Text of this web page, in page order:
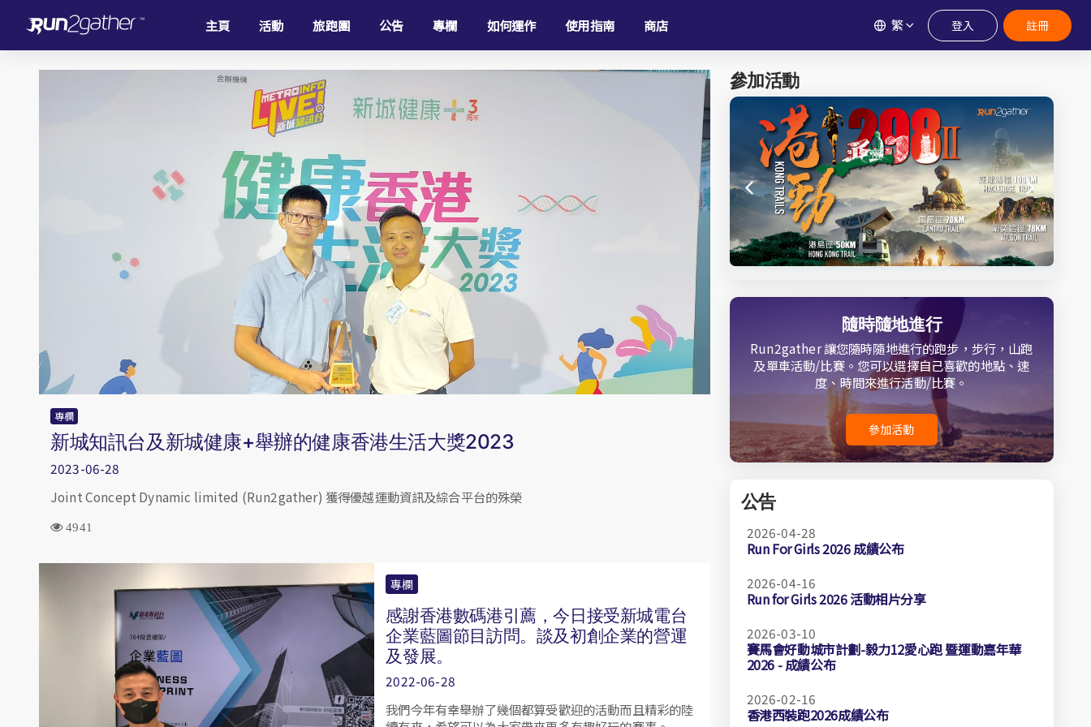
主頁 活動 旅跑團 公告 專欄 如何運作 使用指南 商店 繁 登入 註冊
專欄
新城知訊台及新城健康+舉辦的健康香港生活大獎2023
2023-06-28
Joint Concept Dynamic limited (Run2gather) 獲得優越運動資訊及綜合平台的殊榮
4941
專欄
感謝香港數碼港引薦，今日接受新城電台
企業藍圖節目訪問。談及初創企業的營運
及發展。
2022-06-28
我們今年有幸舉辦了幾個都算受歡迎的活動而且精彩的陸
參加活動
隨時隨地進行
Run2gather 讓您隨時隨地進行的跑步，步行，山跑
及單車活動/比賽。您可以選擇自己喜歡的地點、速
度、時間來進行活動/比賽。
參加活動
公告
2026-04-28
Run For Girls 2026 成績公布
2026-04-16
Run for Girls 2026 活動相片分享
2026-03-10
賽馬會好動城市計劃-毅力12愛心跑 暨運動嘉年華
2026 - 成績公布
2026-02-16
香港西裝跑2026成績公布